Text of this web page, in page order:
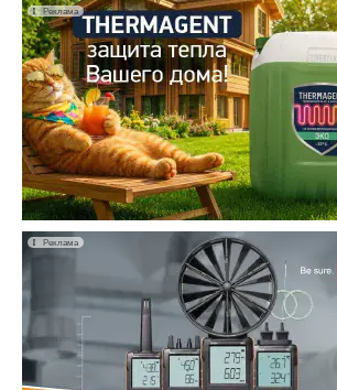
Учёные ЮУрГУ создали
каскадную установку,
объединяющую
геотермальную энергию
Природосберегающие
6 АВГУСТА 2026
Для Арктики создали
технологию защиты
ветрогенераторов от
Разработка учитывает
мерзлоты, обледенения и
6 АВГУСТА 2026
Гибридный тепловой
с одним общим
Исследователи предложили
конструкцию
5 АВГУСТА 2026
Реклама
Реклама